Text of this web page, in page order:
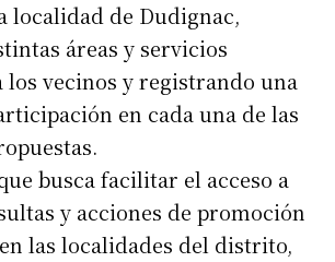
localidad de Dudignac,
áreas y servicios
los vecinos y registrando una
en cada una de las
busca facilitar el acceso a
y acciones de promoción
las localidades del distrito,